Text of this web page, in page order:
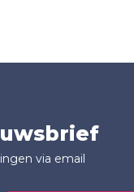
via email